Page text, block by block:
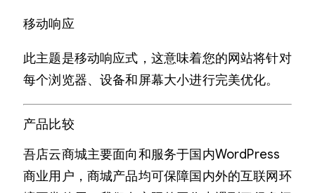
移动响应
此主题是移动响应式，这意味着您的网站将针对
每个浏览器、设备和屏幕大小进行完美优化。
产品比较
吾店云商城主要面向和服务于国内WordPress
商业用户，商城产品均可保障国内外的互联网环